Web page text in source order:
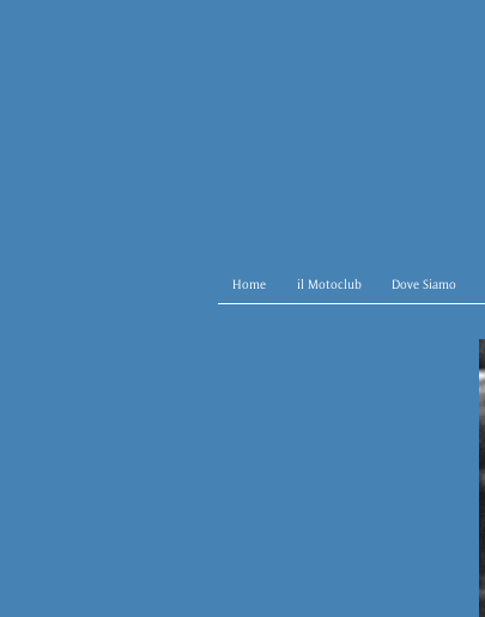
Home il Motoclub Dove Siamo